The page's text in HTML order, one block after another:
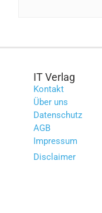
IT Verlag
Kontakt
Über uns
Datenschutz
AGB
Impressum
Disclaimer